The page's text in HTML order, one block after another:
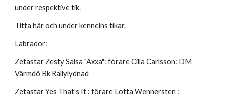
under respektive tik.
Titta här och under kennelns tikar.
Labrador:
Zetastar Zesty Salsa "Axxa": förare Cilla Carlsson: DM
Värmdö Bk Rallylydnad
Zetastar Yes That's It : förare Lotta Wennersten :